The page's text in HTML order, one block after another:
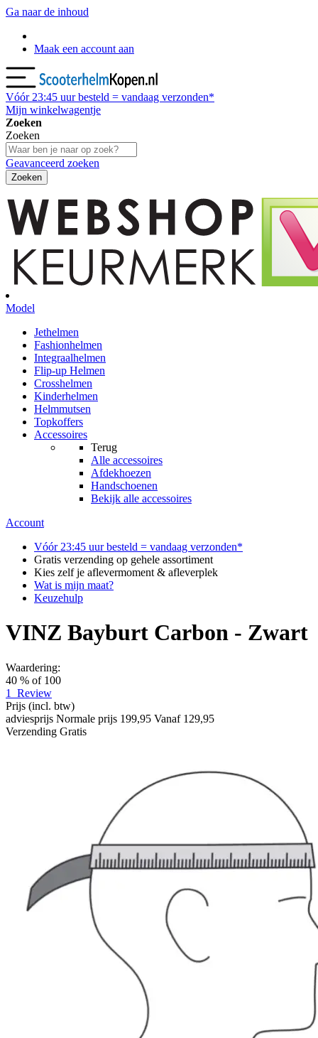
Ga naar de inhoud
Maak een account aan
Vóór 23:45 uur besteld = vandaag verzonden*
Mijn winkelwagentje
Zoeken
Zoeken
Geavanceerd zoeken
Zoeken
Model
Jethelmen
Fashionhelmen
Integraalhelmen
Flip-up Helmen
Crosshelmen
Kinderhelmen
Helmmutsen
Topkoffers
Accessoires
Terug
Alle accessoires
Afdekhoezen
Handschoenen
Bekijk alle accessoires
Account
Vóór 23:45 uur besteld = vandaag verzonden*
Gratis verzending op gehele assortiment
Kies zelf je aflevermoment & afleverplek
Wat is mijn maat?
Keuzehulp
VINZ Bayburt Carbon - Zwart
Waardering:
40 % of 100
1
Review
Prijs (incl. btw)
adviesprijs Normale prijs 199,95 Vanaf 129,95
Verzending Gratis